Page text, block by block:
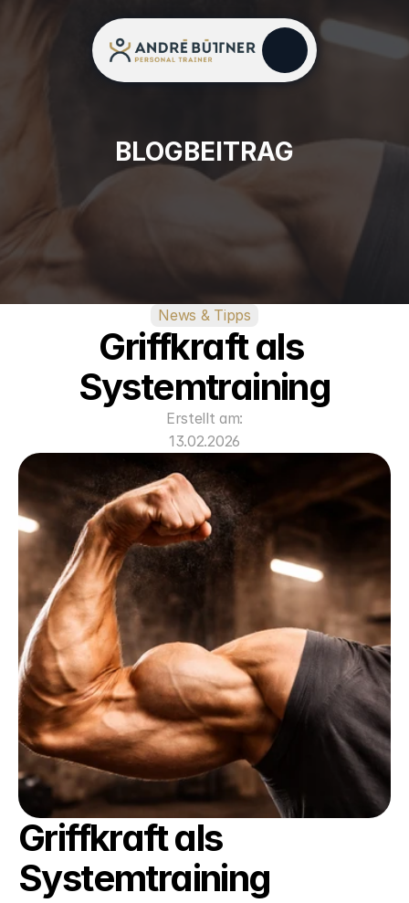
BLOGBEITRAG
News & Tipps
Griffkraft als
Systemtraining
Erstellt am:
13.02.2026
Griffkraft als
Systemtraining